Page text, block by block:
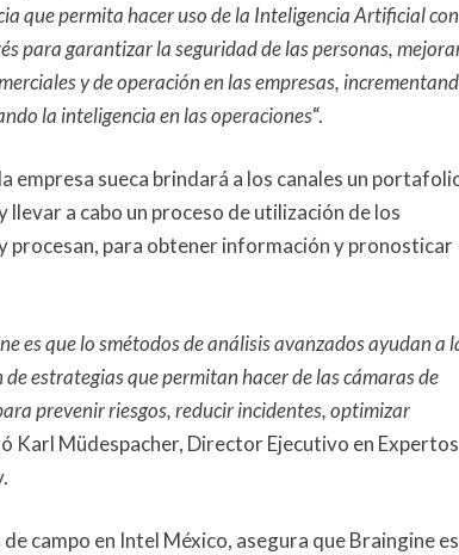
i
c
t
d
e
s
l
a
s
e
que permita hacer uso de la Inteligencia Artificial
para garantizar la seguridad de las personas,
y de operación en las empresas,
la inteligencia en las operaciones“.
empresa sueca brindará a los canales un
a cabo un proceso de utilización de los
procesan, para obtener información y pronosticar
es que lo smétodos de análisis avanzados ayudan a
estrategias que permitan hacer de las cámaras de
prevenir riesgos, reducir incidentes, optimizar
Karl Müdespacher, Director Ejecutivo en
campo en Intel México, asegura que Braingine es